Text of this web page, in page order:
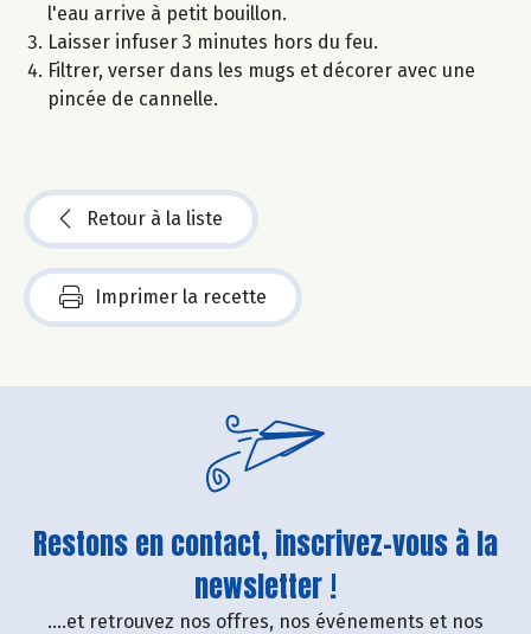
l'eau arrive à petit bouillon.
Laisser infuser 3 minutes hors du feu.
Filtrer, verser dans les mugs et décorer avec une
pincée de cannelle.
Retour à la liste
Imprimer la recette
Restons en contact, inscrivez-vous à la
newsletter !
....et retrouvez nos offres, nos événements et nos